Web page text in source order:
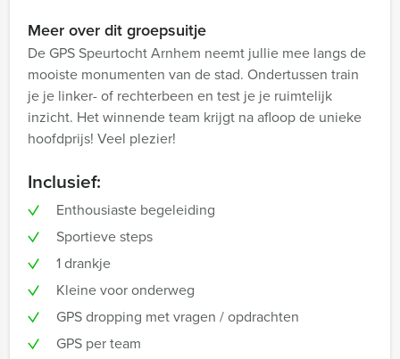
Meer over dit groepsuitje
De GPS Speurtocht Arnhem neemt jullie mee langs de
mooiste monumenten van de stad. Ondertussen train
je je linker- of rechterbeen en test je je ruimtelijk
inzicht. Het winnende team krijgt na afloop de unieke
hoofdprijs! Veel plezier!
Inclusief:
Enthousiaste begeleiding
Sportieve steps
1 drankje
Kleine voor onderweg
GPS dropping met vragen / opdrachten
GPS per team